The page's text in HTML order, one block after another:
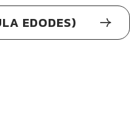
EDODES)